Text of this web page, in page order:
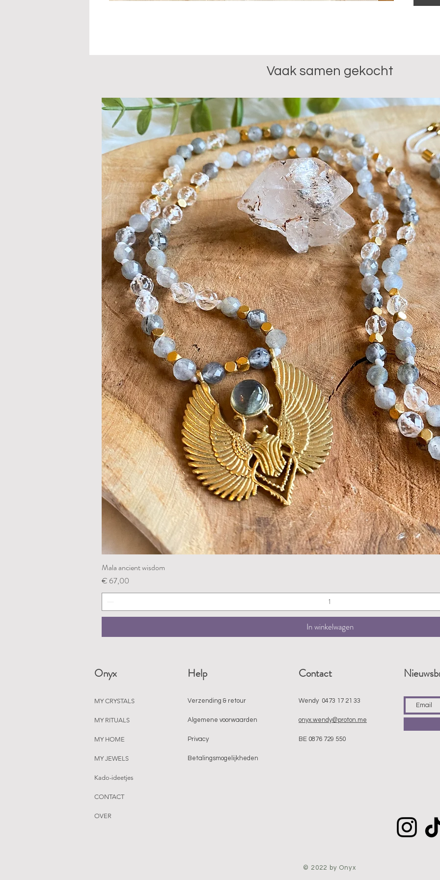
helpen in
emoties.
Pyriet
vanuit
Vaak samen gekocht
Mala ancient wisdom
Prijs
€ 67,00
In winkelwagen
Onyx
MY CRYSTALS
MY RITUALS
MY HOME
MY JEWELS
Kado-ideetjes
CONTACT
OVER
Help
Verzending & retour
Algemene voorwaarden
Privacy
Betalingsmogelijkheden
Contact
Wendy 0473 17 21 33
onyx.wendy@proton.me
BE 0876 729 550
© 2022 by Onyx